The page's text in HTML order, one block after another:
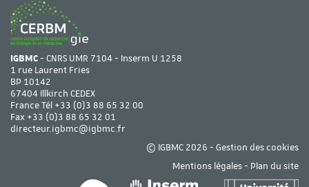
IGBMC- CNRS UMR 7104 - Inserm U 1258
1 rue Laurent Fries
BP 10142
67404 Illkirch CEDEX
France Tél +33 (0)3 88 65 32 00
Fax +33 (0)3 88 65 32 01
directeur.igbmc@igbmc.fr
© IGBMC 2026 - Gestion des cookies
Mentions légales- Plan du site